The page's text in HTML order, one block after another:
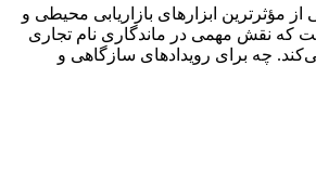
مؤثرترین ابزارهای بازاریابی محیطی و
که نقش مهمی در ماندگاری نام تجاری
چه برای رویدادهای سازگاهی و